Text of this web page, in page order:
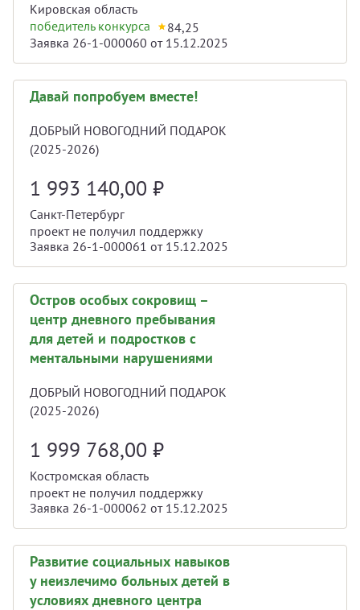
Кировская область
победитель конкурса
84,25
Заявка 26-1-000060 от 15.12.2025
Давай попробуем вместе!
ДОБРЫЙ НОВОГОДНИЙ ПОДАРОК
(2025-2026)
1 993 140,00 ₽
Санкт-Петербург
проект не получил поддержку
Заявка 26-1-000061 от 15.12.2025
Остров особых сокровищ –
центр дневного пребывания
для детей и подростков с
ментальными нарушениями
ДОБРЫЙ НОВОГОДНИЙ ПОДАРОК
(2025-2026)
1 999 768,00 ₽
Костромская область
проект не получил поддержку
Заявка 26-1-000062 от 15.12.2025
Развитие социальных навыков
у неизлечимо больных детей в
условиях дневного центра